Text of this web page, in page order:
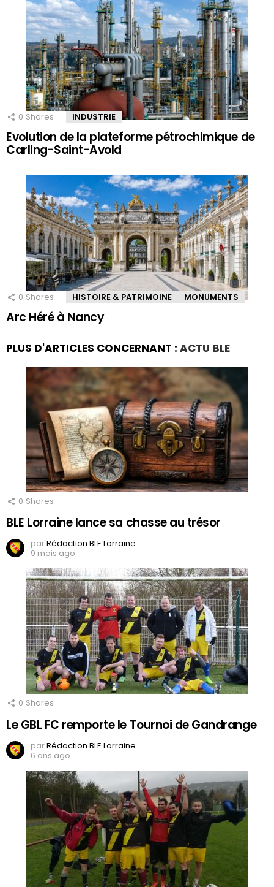
0 Shares INDUSTRIE
Evolution de la plateforme pétrochimique de
Carling-Saint-Avold
0 Shares HISTOIRE & PATRIMOINE MONUMENTS
Arc Héré à Nancy
PLUS D'ARTICLES CONCERNANT : ACTU BLE
0 Shares
BLE Lorraine lance sa chasse au trésor
parRédaction BLE Lorraine
9 mois ago
0 Shares
Le GBL FC remporte le Tournoi de Gandrange
parRédaction BLE Lorraine
6 ans ago